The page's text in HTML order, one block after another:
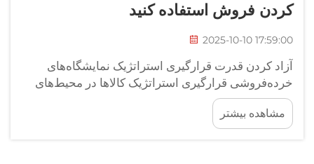
کردن فروش استفاده کنید
2025-10-10 17:59:00
آزاد کردن قدرت قرارگیری استراتژیک نمایشگاه‌های
خرده‌فروشی قرارگیری استراتژیک کالاها در محیط‌های
خرده‌فروشی می‌تواند به شدت رفتار مشتریان و
تصمیمات خرید آن‌ها را تحت تأثیر قرار دهد. در میان
قدرتمندترین ابزارهای موجود در تجهیزات خرده‌فروش،
مشاهده بیشتر